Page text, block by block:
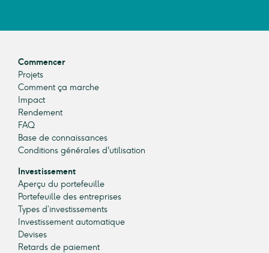
Commencer
Projets
Comment ça marche
Impact
Rendement
FAQ
Base de connaissances
Conditions générales d'utilisation
Investissement
Aperçu du portefeuille
Portefeuille des entreprises
Types d’investissements
Investissement automatique
Devises
Retards de paiement